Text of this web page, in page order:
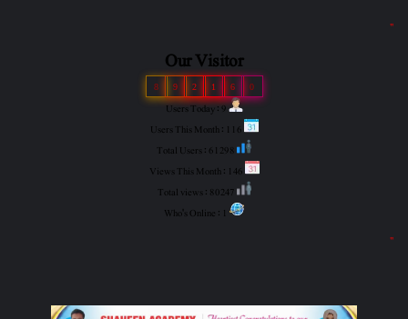
"
Our Visitor
0
6
1
2
9
8
Users Today : 9
"